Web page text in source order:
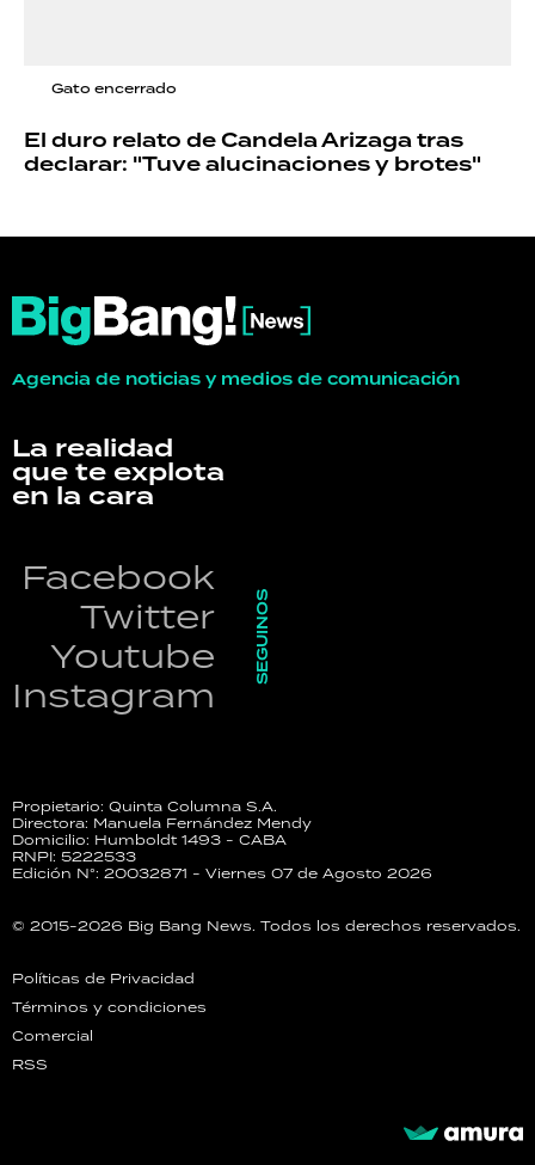
Gato encerrado
El duro relato de Candela Arizaga tras
declarar: "Tuve alucinaciones y brotes"
Agencia de noticias y medios de comunicación
La realidad
que te explota
en la cara
Facebook
Twitter
Youtube
Instagram
SEGUINOS
Propietario: Quinta Columna S.A.
Directora: Manuela Fernández Mendy
Domicilio: Humboldt 1493 - CABA
RNPI: 5222533
Edición N°: 20032871 - Viernes 07 de Agosto 2026
© 2015-2026 Big Bang News. Todos los derechos reservados.
Políticas de Privacidad
Términos y condiciones
Comercial
RSS